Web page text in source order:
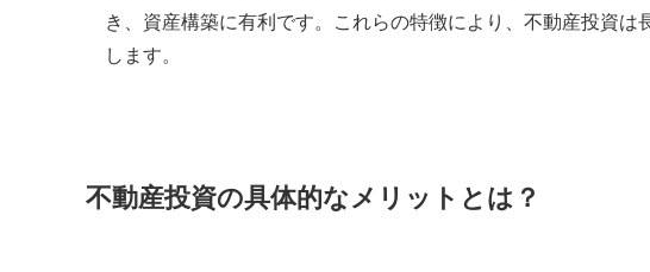
き、資産構築に有利です。これらの特徴により、不動産投資
します。
不動産投資の具体的なメリットとは？